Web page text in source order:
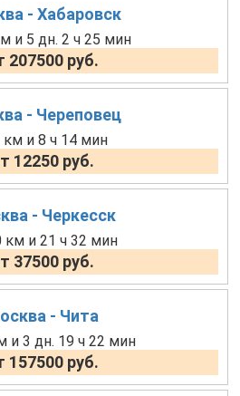
- Хабаровск
и 5 дн. 2 ч 25 мин
207500 руб.
- Череповец
км и 8 ч 14 мин
12250 руб.
- Черкесск
км и 21 ч 32 мин
37500 руб.
- Чита
и 3 дн. 19 ч 22 мин
157500 руб.